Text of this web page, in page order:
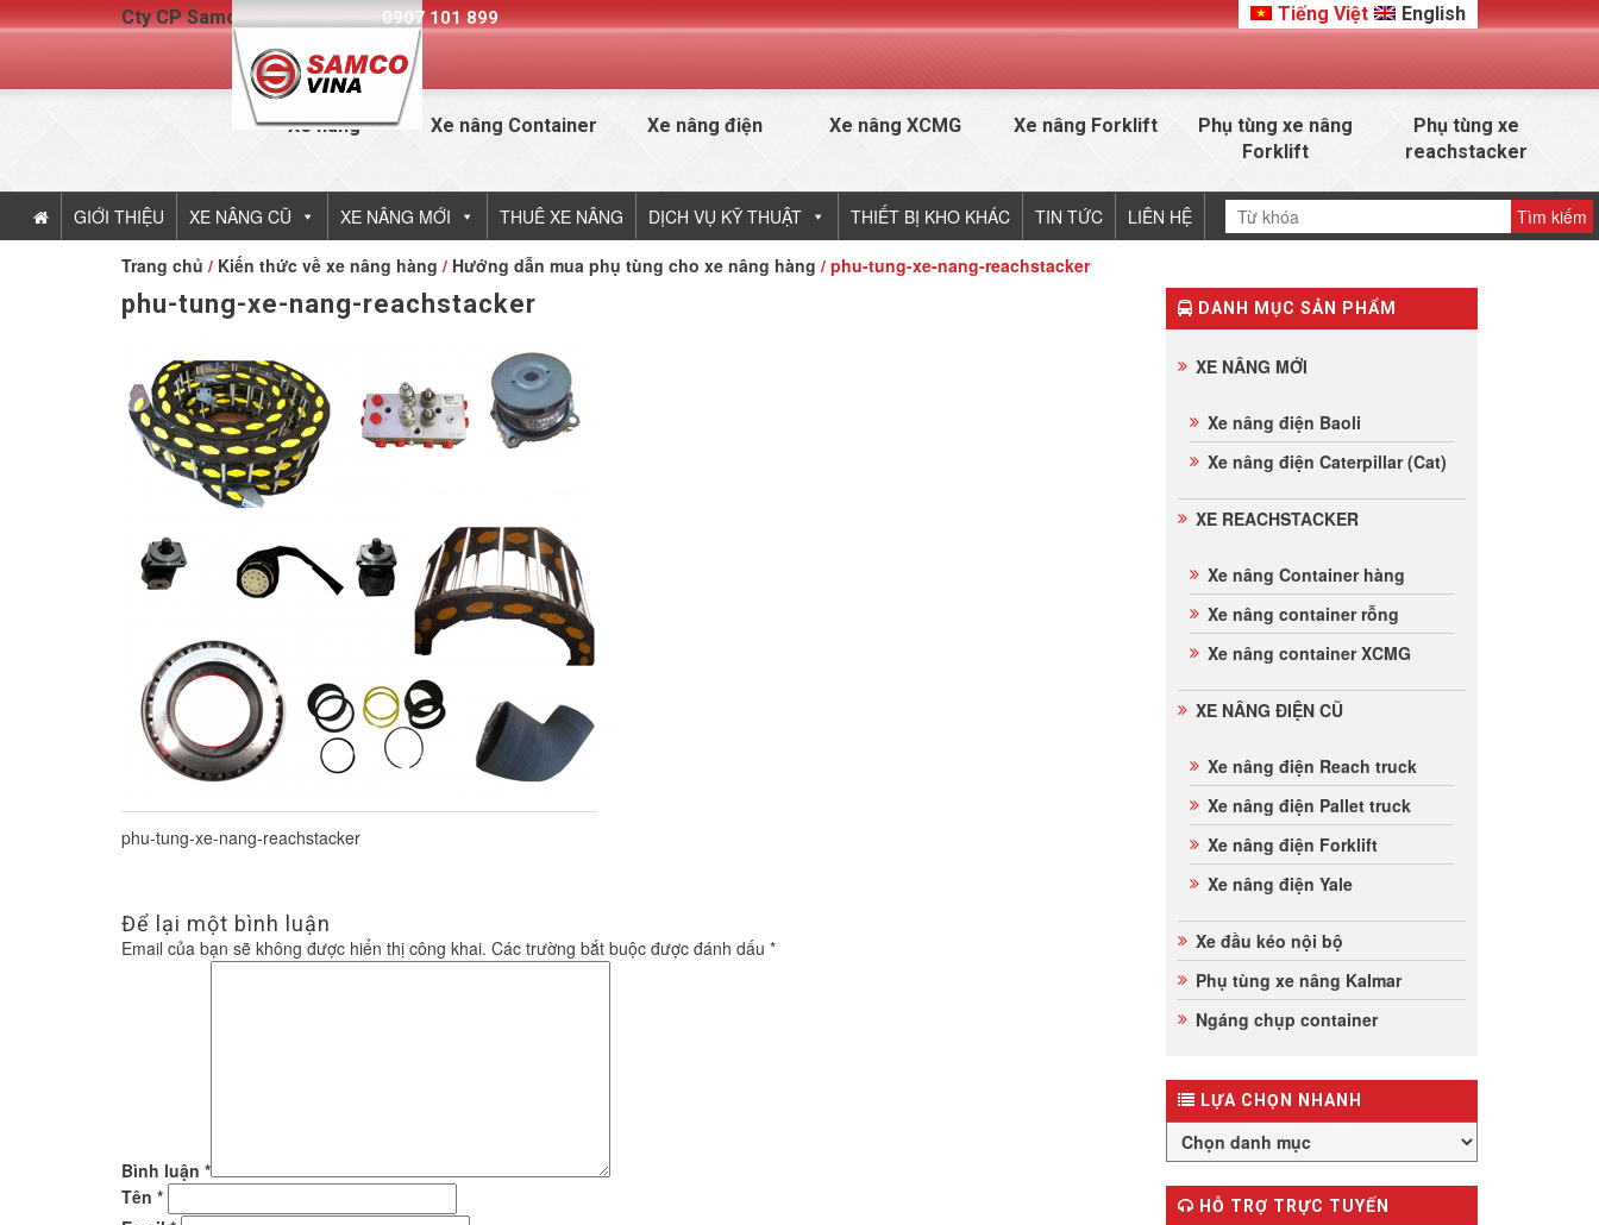
Cty CP Samcovina - Hotline: 0907 101 899 Tiếng Việt English
Xe nâng Xe nâng Container Xe nâng điện Xe nâng XCMG Xe nâng Forklift
Phụ tùng xe nâng
Forklift
Phụ tùng xe
reachstacker
GIỚI THIỆU XE NÂNG CŨ XE NÂNG MỚI THUÊ XE NÂNG DỊCH VỤ KỸ THUẬT THIẾT BỊ KHO KHÁC TIN TỨC LIÊN HỆ
Trang chủ / Kiến thức về xe nâng hàng / Hướng dẫn mua phụ tùng cho xe nâng hàng / phu-tung-xe-nang-reachstacker
phu-tung-xe-nang-reachstacker
phu-tung-xe-nang-reachstacker
Để lại một bình luận
Email của bạn sẽ không được hiển thị công khai. Các trường bắt buộc được đánh dấu *
Bình luận *
Tên *
DANH MỤC SẢN PHẨM
XE NÂNG MỚI
Xe nâng điện Baoli
Xe nâng điện Caterpillar (Cat)
XE REACHSTACKER
Xe nâng Container hàng
Xe nâng container rỗng
Xe nâng container XCMG
XE NÂNG ĐIỆN CŨ
Xe nâng điện Reach truck
Xe nâng điện Pallet truck
Xe nâng điện Forklift
Xe nâng điện Yale
Xe đầu kéo nội bộ
Phụ tùng xe nâng Kalmar
Ngáng chụp container
LỰA CHỌN NHANH
HỖ TRỢ TRỰC TUYẾN